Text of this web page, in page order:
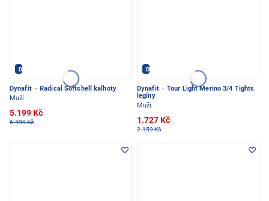
Dynafit - PEC POD SNĚŽKOU
Dynafit · Radical Softshell kalhoty
Muži
5.199 Kč
6.499 Kč
Dynafit - PEC POD SNĚŽKOU
Dynafit · Tour Light Merino 3/4 Tights
legíny
Muži
1.727 Kč
2.159 Kč